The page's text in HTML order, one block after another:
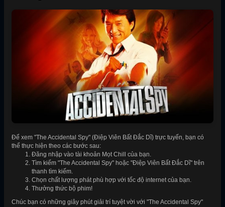
Để xem "The Accidental Spy" (Điệp Viên Bất Đắc Dĩ) trực tuyến, bạn có
thể thực hiện theo các bước sau:
Đăng nhập vào tài khoản Mọt Chill của bạn.
Tìm kiếm "The Accidental Spy" hoặc "Điệp Viên Bất Đắc Dĩ" trên
thanh tìm kiếm.
Chọn chất lượng phát phù hợp với tốc độ internet của bạn.
Thưởng thức bộ phim!
Chúc bạn có những giây phút giải trí tuyệt vời với "The Accidental Spy"